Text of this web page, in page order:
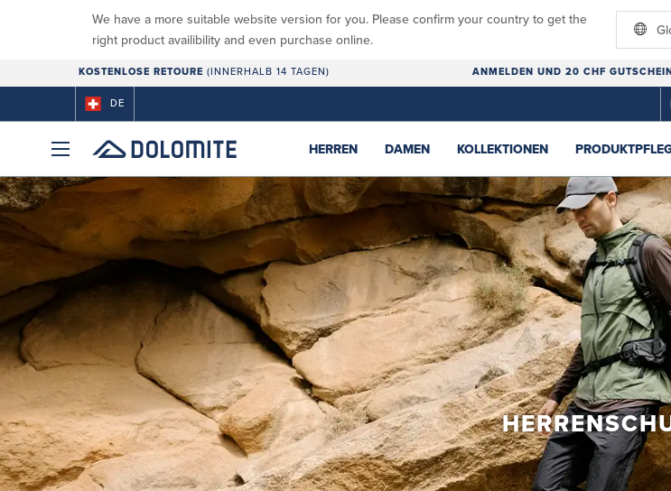
We have a more suitable website version for you. Please confirm your country to get the
right product availibility and even purchase online.
KOSTENLOSE RETOURE (INNERHALB 14 TAGEN) ANMELDEN UND 20 CHF
DE
HERREN DAMEN KOLLEKTIONEN